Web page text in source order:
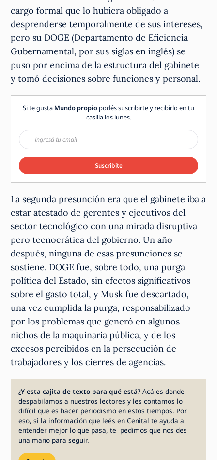
cargo formal que lo hubiera obligado a
desprenderse temporalmente de sus intereses,
pero su DOGE (Departamento de Eficiencia
Gubernamental, por sus siglas en inglés) se
puso por encima de la estructura del gabinete
y tomó decisiones sobre funciones y personal.
Si te gusta Mundo propio podés suscribirte y recibirlo en tu
casilla los lunes.
Suscribite
La segunda presunción era que el gabinete iba a
estar atestado de gerentes y ejecutivos del
sector tecnológico con una mirada disruptiva
pero tecnocrática del gobierno. Un año
después, ninguna de esas presunciones se
sostiene. DOGE fue, sobre todo, una purga
política del Estado, sin efectos significativos
sobre el gasto total, y Musk fue descartado,
una vez cumplida la purga, responsabilizado
por los problemas que generó en algunos
nichos de la maquinaria pública, y de los
excesos percibidos en la persecución de
trabajadores y los cierres de agencias.
¿Y esta cajita de texto para qué está?Acá es donde
despabilamos a nuestros lectores y les contamos lo
difícil que es hacer periodismo en estos tiempos. Por
eso, si la información que leés en Cenital te ayuda a
entender mejor lo que pasa, te pedimos que nos des
una mano para seguir.